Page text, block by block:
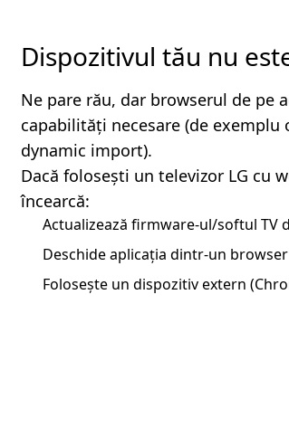
Dispozitivul tău nu
Ne pare rău, dar browserul de pe
capabilități necesare (de
dynamic import).
Dacă folosești un televizor LG cu
încearcă:
Actualizează firmware-ul/softul TV
Deschide aplicația dintr-un
Folosește un dispozitiv extern